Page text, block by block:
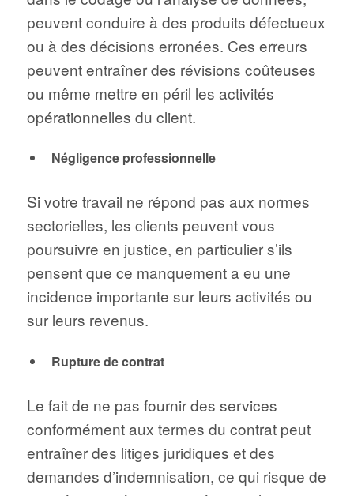
peuvent conduire à des produits défectueux
ou à des décisions erronées. Ces erreurs
peuvent entraîner des révisions coûteuses
ou même mettre en péril les activités
opérationnelles du client.
Négligence professionnelle
Si votre travail ne répond pas aux normes
sectorielles, les clients peuvent vous
poursuivre en justice, en particulier s’ils
pensent que ce manquement a eu une
incidence importante sur leurs activités ou
sur leurs revenus.
Rupture de contrat
Le fait de ne pas fournir des services
conformément aux termes du contrat peut
entraîner des litiges juridiques et des
demandes d’indemnisation, ce qui risque de